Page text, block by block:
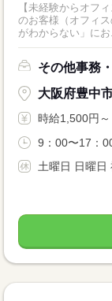
【未経験からオフ
のお客様（オフィ
がわからない」にお
その他事務
大阪府豊中
時給1,500円～
9：00〜17：
土曜日 日曜日